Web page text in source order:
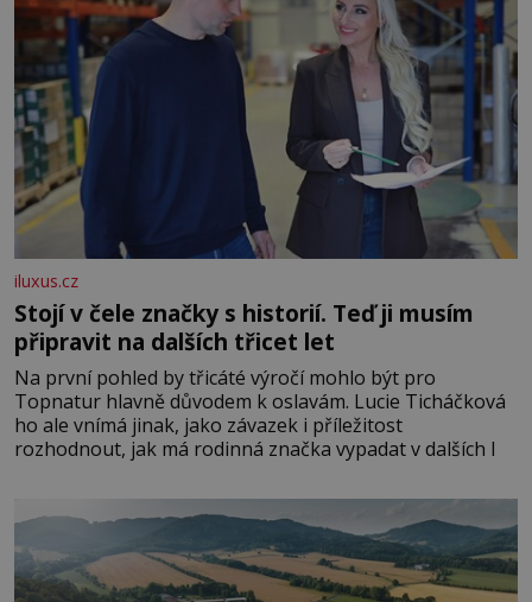
iluxus.cz
Stojí v čele značky s historií. Teď ji musím
připravit na dalších třicet let
Na první pohled by třicáté výročí mohlo být pro
Topnatur hlavně důvodem k oslavám. Lucie Ticháčková
ho ale vnímá jinak, jako závazek i příležitost
rozhodnout, jak má rodinná značka vypadat v dalších l